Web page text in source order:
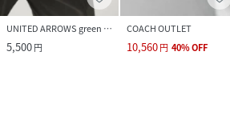
UNITED ARROWS green label relaxing
5,500円
COACH OUTLET
10,560円 40%OFF